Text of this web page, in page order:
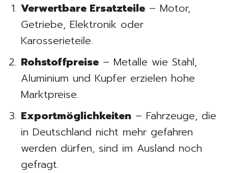
Verwertbare Ersatzteile – Motor,
Getriebe, Elektronik oder
Karosserieteile.
Rohstoffpreise – Metalle wie Stahl,
Aluminium und Kupfer erzielen hohe
Marktpreise.
Exportmöglichkeiten – Fahrzeuge, die
in Deutschland nicht mehr gefahren
werden dürfen, sind im Ausland noch
gefragt.